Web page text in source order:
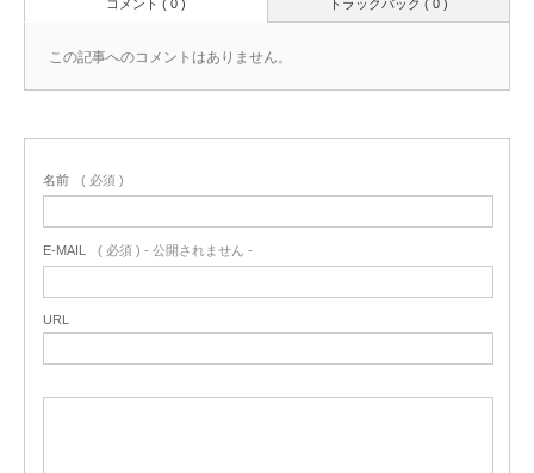
トラックバック ( 0 )
コメント ( 0 )
この記事へのコメントはありません。
名前 ( 必須 )
E-MAIL ( 必須 ) - 公開されません -
URL